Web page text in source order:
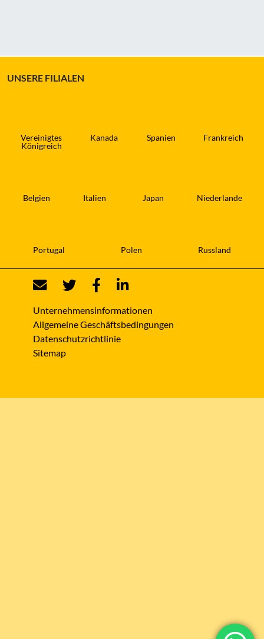
UNSERE FILIALEN
Vereinigtes
Königreich
Kanada Spanien Frankreich
Belgien Italien Japan Niederlande
Portugal Polen Russland
Unternehmensinformationen
Allgemeine Geschäftsbedingungen
Datenschutzrichtlinie
Sitemap